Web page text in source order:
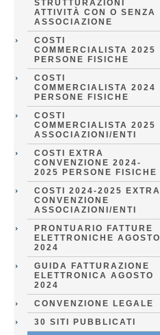
STRUTTURAZIONI
ATTIVITÀ CON O SENZA
ASSOCIAZIONE
COSTI
COMMERCIALISTA 2025
PERSONE FISICHE
COSTI
COMMERCIALISTA 2024
PERSONE FISICHE
COSTI
COMMERCIALISTA 2025
ASSOCIAZIONI/ENTI
COSTI EXTRA
CONVENZIONE 2024-
2025 PERSONE FISICHE
COSTI 2024-2025 EXTRA
CONVENZIONE
ASSOCIAZIONI/ENTI
PRONTUARIO FATTURE
ELETTRONICHE AGOSTO
2024
GUIDA FATTURAZIONE
ELETTRONICA AGOSTO
2024
CONVENZIONE LEGALE
30 SITI PUBBLICATI